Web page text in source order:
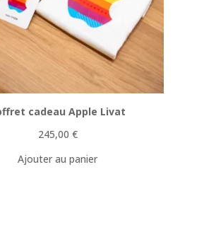
cadeau Apple Livat
245,00 €
Ajouter au panier